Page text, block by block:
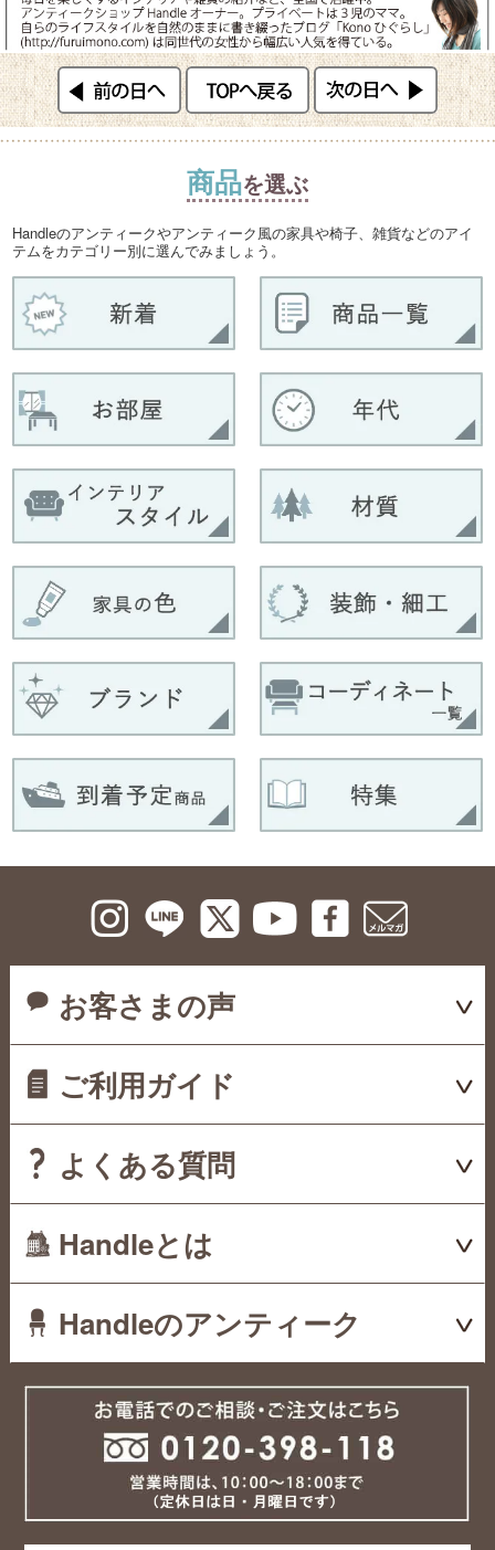
商品を選ぶ
Handleのアンティークやアンティーク風の家具や椅子、雑貨などのアイ
テムをカテゴリー別に選んでみましょう。
お客さまの声
ご利用ガイド
よくある質問
Handleとは
Handleのアンティーク